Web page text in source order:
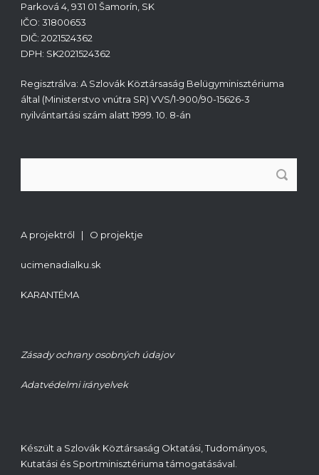
Parková 4, 931 01 Šamorín, SK
IČO: 31800653
DIČ: 2021524362
DPH: SK2021524362
Regisztrálva: A Szlovák Köztársaság Belügyminisztériuma
által (Ministerstvo vnútra SR) VVS/1-900/90-15626-3
nyilvántartási szám alatt 1999. 10. 8-án
A projektről | O projektje
ucimenadialku.sk
KARANTÉMA
Zásady ochrany osobných údajov
Adatvédelmi irányelvek
Készült a Szlovák Köztársaság Oktatási, Tudományos,
Kutatási és Sportminisztériuma támogatásával.